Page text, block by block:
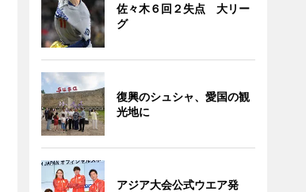
佐々木６回２失点 大リー
グ
復興のシュシャ、愛国の観
光地に
アジア大会公式ウエア発